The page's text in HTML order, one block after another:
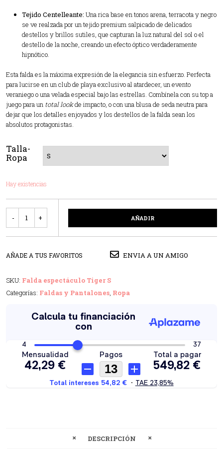
Tejido Centelleante: Una rica base en tonos arena, terracota y negro
se ve realzada por un tejido premium salpicado de delicados
destellos y brillos sutiles, que capturan la luz natural del sol o el
destello de la noche, creando un efecto óptico verdaderamente
hipnótico.
Esta falda es la máxima expresión de la elegancia sin esfuerzo. Perfecta
para lucirse en un club de playa exclusivo al atardecer, un evento
veraniego o una velada especial bajo las estrellas. Combínela con su top a
juego para un total lookde impacto, o con una blusa de seda neutra para
dejar que los detalles enjoyados y los destellos de la falda sean los
absolutos protagonistas.
Talla-
Ropa
Hay existencias
AÑADIR
AÑADE A TUS FAVORITOS ENVIA A UN AMIGO
SKU: Falda espectáculo Tiger S
Categorías: Faldas y Pantalones, Ropa
DESCRIPCIÓN